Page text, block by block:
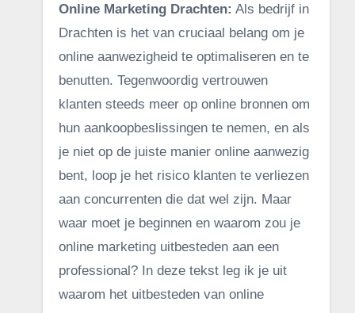
Online Marketing Drachten: Als bedrijf in
Drachten is het van cruciaal belang om je
online aanwezigheid te optimaliseren en te
benutten. Tegenwoordig vertrouwen
klanten steeds meer op online bronnen om
hun aankoopbeslissingen te nemen, en als
je niet op de juiste manier online aanwezig
bent, loop je het risico klanten te verliezen
aan concurrenten die dat wel zijn. Maar
waar moet je beginnen en waarom zou je
online marketing uitbesteden aan een
professional? In deze tekst leg ik je uit
waarom het uitbesteden van online